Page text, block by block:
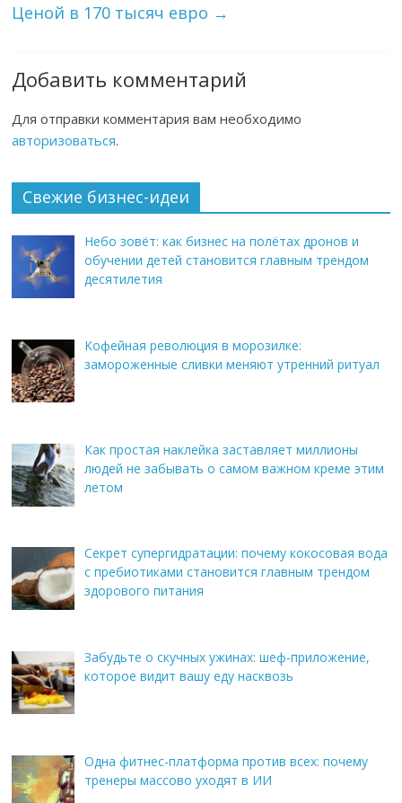
Ценой в 170 тысяч евро →
Добавить комментарий
Для отправки комментария вам необходимо
авторизоваться.
Свежие бизнес-идеи
Небо зовёт: как бизнес на полётах дронов и
обучении детей становится главным трендом
десятилетия
Кофейная революция в морозилке:
замороженные сливки меняют утренний ритуал
Как простая наклейка заставляет миллионы
людей не забывать о самом важном креме этим
летом
Секрет супергидратации: почему кокосовая вода
с пребиотиками становится главным трендом
здорового питания
Забудьте о скучных ужинах: шеф-приложение,
которое видит вашу еду насквозь
Одна фитнес-платформа против всех: почему
тренеры массово уходят в ИИ